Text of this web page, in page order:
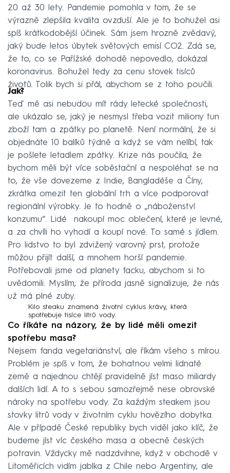
20 až 30 lety. Pandemie pomohla v tom, že se
výrazně zlepšila kvalita ovzduší. Ale je to bohužel asi
spíš krátkodobější účinek. Sám jsem hrozně zvědavý,
jaký bude letos úbytek světových emisí CO2. Zdá se,
že to, co se Pařížské dohodě nepovedlo, dokázal
koronavirus. Bohužel tedy za cenu stovek tisíců
životů. Tolik bych si přál, abychom se z toho poučili.
Jak?
Teď mě asi nebudou mít rády letecké společnosti,
ale ukázalo se, jaký je nesmysl třeba vozit miliony tun
zboží tam a zpátky po planetě. Není normální, že si
objednáte 10 balíků týdně a když se vám nelíbí, tak
je pošlete letadlem zpátky. Krize nás poučila, že
bychom měli být více soběstační a nespoléhat se na
to, že vše dovezeme z Indie, Bangladéše a Číny,
zkrátka omezit ten globální trh a více podporovat
regionální výrobky. Je to hodně o „náboženství
konzumu“. Lidé nakoupí moc oblečení, které je levné,
a za chvíli ho vyhodí a koupí nové. To samé s jídlem.
Pro lidstvo to byl zdvižený varovný prst, protože
můžou přijít další, a mnohem horší pandemie.
Potřebovali jsme od planety facku, abychom si to
uvědomili. Myslím, že příroda jasně signalizuje, že nás
už má plné zuby.
Kilo steaku znamená životní cyklus krávy, která
spotřebuje tisíce litrů vody.
Co říkáte na názory, že by lidé měli omezit
spotřebu masa?
Nejsem fanda vegetariánství, ale říkám všeho s mírou.
Problém je spíš v tom, že bohatnou velmi lidnaté
země a najednou chtějí pravidelně jíst maso miliardy
dalších lidí. A to s sebou samozřejmě nese obrovské
nároky na spotřebu vody. Za každým steakem jsou
stovky litrů vody v životním cyklu hovězího dobytka.
Ale v případě České republiky bych viděl jako klíč, že
budeme jíst víc českého masa a obecně českých
potravin. Vždycky mě nadzdvihne, když v obchodě v
Litoměřicích vidím jablka z Chile nebo Argentiny, ale